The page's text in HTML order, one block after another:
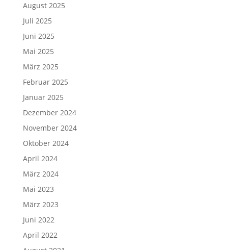
August 2025
Juli 2025
Juni 2025
Mai 2025
März 2025
Februar 2025
Januar 2025
Dezember 2024
November 2024
Oktober 2024
April 2024
März 2024
Mai 2023
März 2023
Juni 2022
April 2022